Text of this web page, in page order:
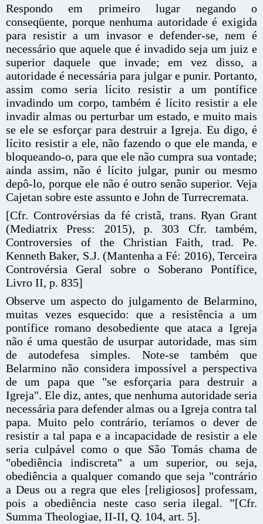
Respondo em primeiro lugar negando o
conseqüente, porque nenhuma autoridade é exigida
para resistir a um invasor e defender-se, nem é
necessário que aquele que é invadido seja um juiz e
superior daquele que invade; em vez disso, a
autoridade é necessária para julgar e punir. Portanto,
assim como seria lícito resistir a um pontífice
invadindo um corpo, também é lícito resistir a ele
invadir almas ou perturbar um estado, e muito mais
se ele se esforçar para destruir a Igreja. Eu digo, é
lícito resistir a ele, não fazendo o que ele manda, e
bloqueando-o, para que ele não cumpra sua vontade;
ainda assim, não é lícito julgar, punir ou mesmo
depô-lo, porque ele não é outro senão superior. Veja
Cajetan sobre este assunto e John de Turrecremata.
[Cfr. Controvérsias da fé cristã, trans. Ryan Grant
(Mediatrix Press: 2015), p. 303 Cfr. também,
Controversies of the Christian Faith, trad. Pe.
Kenneth Baker, S.J. (Mantenha a Fé: 2016), Terceira
Controvérsia Geral sobre o Soberano Pontífice,
Livro II, p. 835]
Observe um aspecto do julgamento de Belarmino,
muitas vezes esquecido: que a resistência a um
pontífice romano desobediente que ataca a Igreja
não é uma questão de usurpar autoridade, mas sim
de autodefesa simples. Note-se também que
Belarmino não considera impossível a perspectiva
de um papa que "se esforçaria para destruir a
Igreja". Ele diz, antes, que nenhuma autoridade seria
necessária para defender almas ou a Igreja contra tal
papa. Muito pelo contrário, teríamos o dever de
resistir a tal papa e a incapacidade de resistir a ele
seria culpável como o que São Tomás chama de
"obediência indiscreta" a um superior, ou seja,
obediência a qualquer comando que seja "contrário
a Deus ou a regra que eles [religiosos] professam,
pois a obediência neste caso seria ilegal. ”[Cfr.
Summa Theologiae, II-II, Q. 104, art. 5].